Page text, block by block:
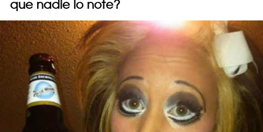
que nadie lo note?